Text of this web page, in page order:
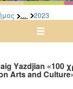
... 2023
Υazdjian «100
Arts and